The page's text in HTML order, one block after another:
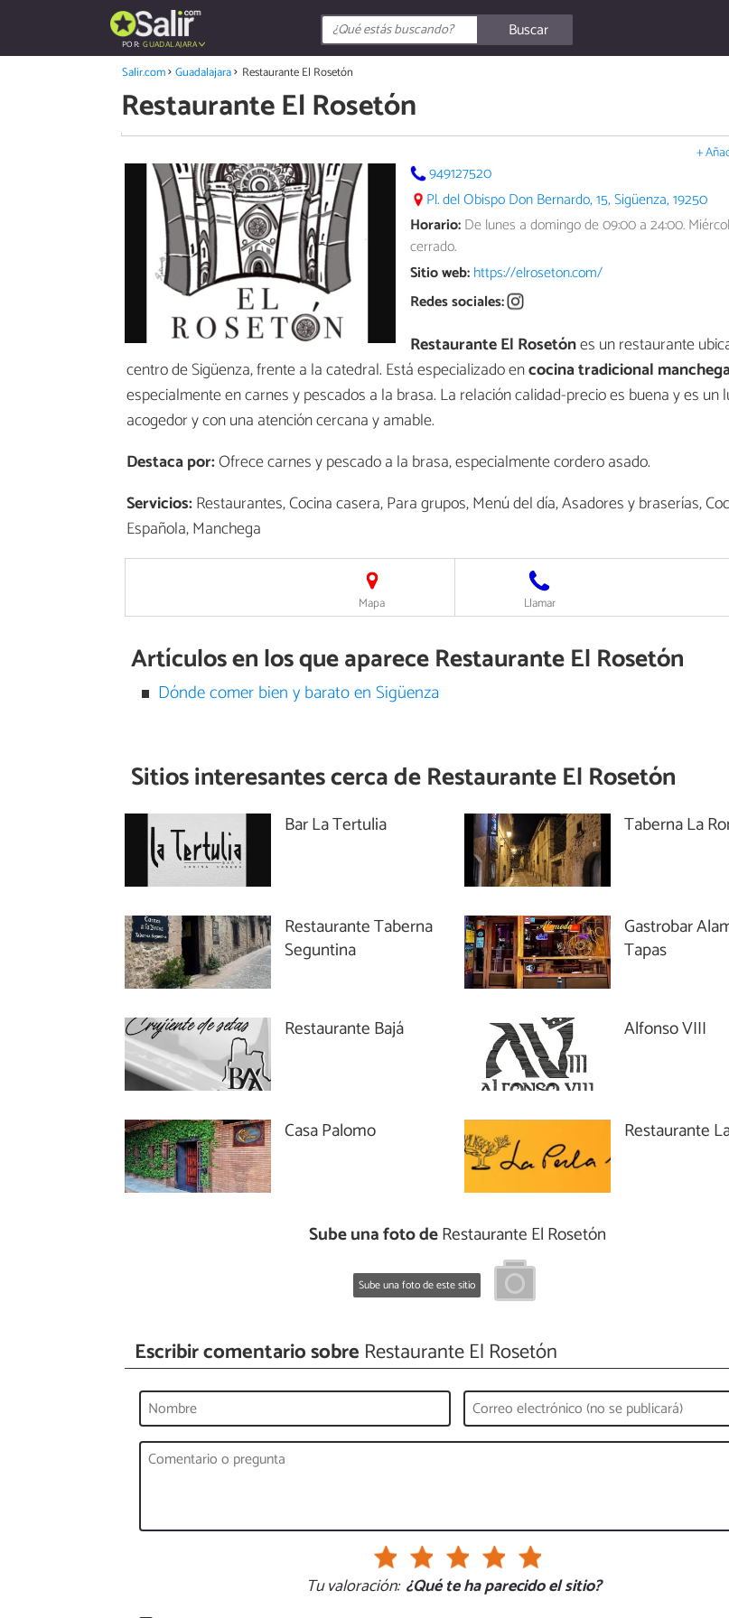
POR:GUADALAJARA
Buscar
Salir.com Guadalajara Restaurante El Rosetón
Restaurante El Rosetón
+
949127520
Pl. del Obispo Don Bernardo, 15, Sigüenza, 19250
Horario:De lunes a domingo de 09:00 a 24:00.
cerrado.
Sitio web:https://elroseton.com/
Redes sociales:
Restaurante El Rosetónes un restaurante
centro de Sigüenza, frente a la catedral. Está especializado encocina tradicional
especialmente en carnes y pescados a la brasa. La relación calidad-precio es buena y es un
acogedor y con una atención cercana y amable.
Destaca por:Ofrece carnes y pescado a la brasa, especialmente cordero asado.
Servicios:Restaurantes, Cocina casera, Para grupos, Menú del día, Asadores y braserías,
Española, Manchega
Mapa Llamar
Artículos en los que aparece Restaurante El Rosetón
Dónde comer bien y barato en Sigüenza
Sitios interesantes cerca deRestaurante El Rosetón
Bar La Tertulia Taberna La
Restaurante Taberna
Seguntina
Gastrobar
Tapas
Restaurante Bajá Alfonso VIII
Casa Palomo Restaurante
Sube una foto deRestaurante El Rosetón
Sube una foto de este sitio
Escribir comentario sobre Restaurante El Rosetón
Tu valoración: ¿Qué te ha parecido el sitio?